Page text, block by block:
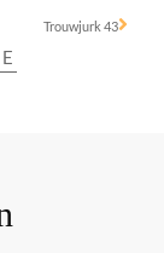
Trouwjurk 43